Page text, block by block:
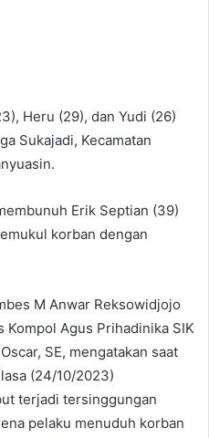
Heru (29), dan Yudi (26)
Sukajadi, Kecamatan
Erik Septian (39)
korban dengan
M Anwar Reksowidjojo
Agus Prihadinika SIK
SE, mengatakan saat
(24/10/2023)
terjadi tersinggungan
pelaku menuduh korban